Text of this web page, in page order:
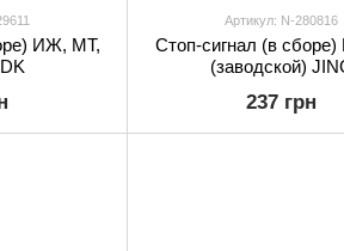
ИЖ, МТ,
Артикул: N-280816
Стоп-сигнал (в
(заводской)
237 грн